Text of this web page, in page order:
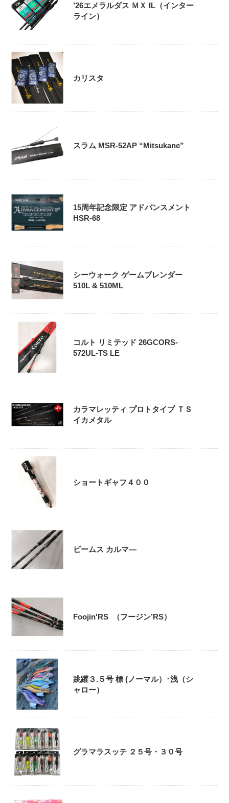
’26エメラルダス ＭＸ IL（インター
ライン）
カリスタ
スラム MSR-52AP “Mitsukane”
15周年記念限定 アドバンスメント
HSR-68
シーウォーク ゲームブレンダー
510L & 510ML
コルト リミテッド 26GCORS-
572UL-TS LE
カラマレッティ プロトタイプ ＴＳ
イカメタル
ショートギャフ４００
ビームス カルマ―
Foojin'RS （フージン’RS）
跳躍３.５号 標 (ノーマル）･浅（シ
ャロー）
グラマラスッテ ２５号・３０号